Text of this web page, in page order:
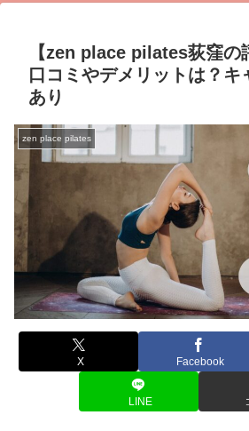
【zen place pilates荻窪の
口コミやデメリットは？キ
あり
zen place pilates
X Facebook
LINE